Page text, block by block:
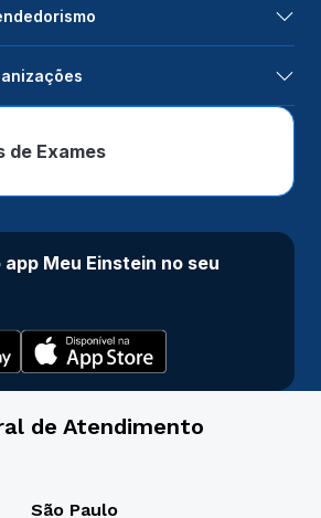
de Exames
Meu Einstein no seu
de Atendimento
São Paulo